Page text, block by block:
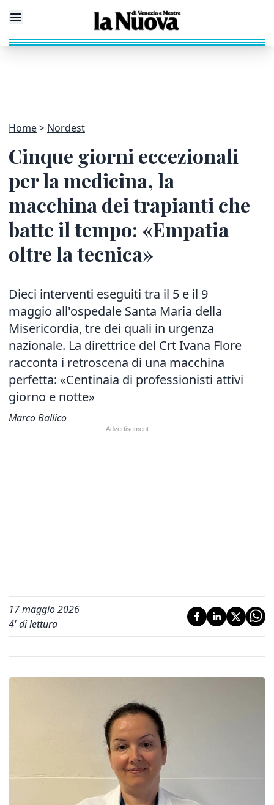
Home Nordest
Cinque giorni eccezionali
per la medicina, la
macchina dei trapianti che
batte il tempo: «Empatia
oltre la tecnica»
Dieci interventi eseguiti tra il 5 e il 9
maggio all'ospedale Santa Maria della
Misericordia, tre dei quali in urgenza
nazionale. La direttrice del Crt Ivana Flore
racconta i retroscena di una macchina
perfetta: «Centinaia di professionisti attivi
giorno e notte»
Marco Ballico
17 maggio 2026
4' di lettura